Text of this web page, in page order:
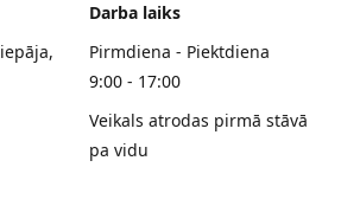
Darba laiks
Pirmdiena - Piektdiena
9:00 - 17:00
Veikals atrodas pirmā stāvā
pa vidu